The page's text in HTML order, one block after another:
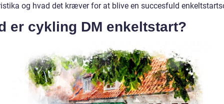
og hvad det kræver for at blive en succesfuld
er cykling DM enkeltstart?